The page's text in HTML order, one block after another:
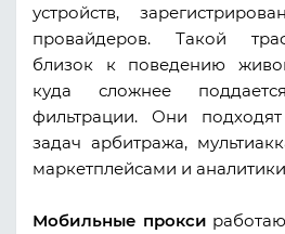
устройств,
провайдеров. Такой
близок к поведению
куда сложнее
фильтрации. Они
задач арбитража,
маркетплейсами и
Мобильные прокси